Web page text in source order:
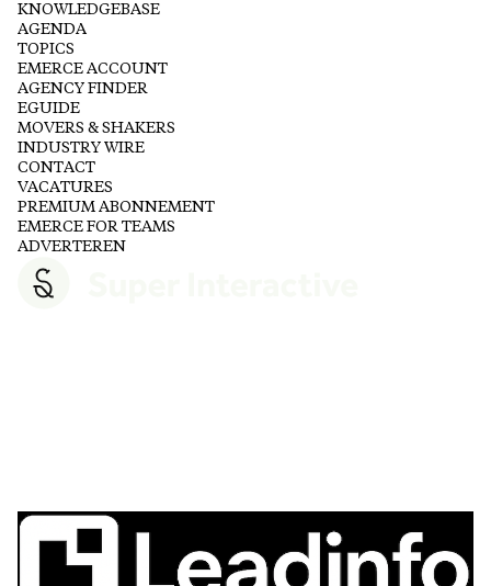
KNOWLEDGEBASE
AGENDA
TOPICS
EMERCE ACCOUNT
AGENCY FINDER
EGUIDE
MOVERS & SHAKERS
INDUSTRY WIRE
CONTACT
VACATURES
PREMIUM ABONNEMENT
EMERCE FOR TEAMS
ADVERTEREN